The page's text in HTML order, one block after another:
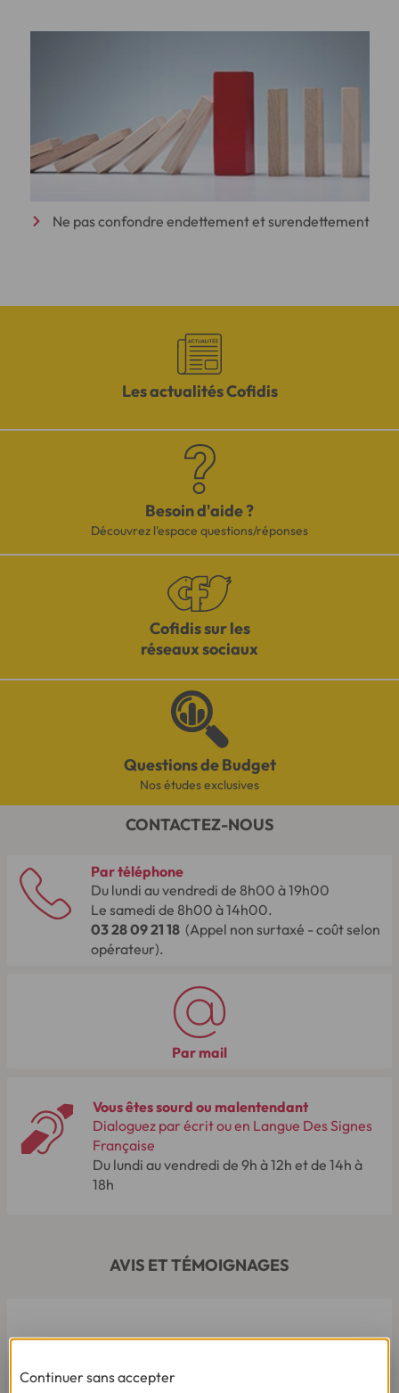
Ne pas confondre endettement et surendettement
Les actualités Cofidis
Besoin d'aide ?
Découvrez l'espace questions/réponses
Cofidis sur les
réseaux sociaux
Questions de Budget
Nos études exclusives
CONTACTEZ-NOUS
Par téléphone
Du lundi au vendredi de 8h00 à 19h00
Le samedi de 8h00 à 14h00.
03 28 09 21 18 (Appel non surtaxé - coût selon
opérateur).
Par mail
Vous êtes sourd ou malentendant
Dialoguez par écrit ou en Langue Des Signes
Française
Du lundi au vendredi de 9h à 12h et de 14h à
18h
AVIS ET TÉMOIGNAGES
Continuer sans accepter